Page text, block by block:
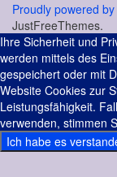
Proudly powered
JustFreeThemes.
Ihre Sicherheit und
werden mittels des
gespeichert oder mit
Website Cookies zur
Leistungsfähigkeit.
verwenden, stimmen
Ich habe es